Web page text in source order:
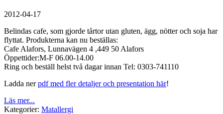
2012-04-17
Belindas cafe, som gjorde tårtor utan gluten, ägg, nötter och soja har
flyttat. Produkterna kan nu beställas:
Cafe Alafors, Lunnavägen 4 ,449 50 Alafors
Öppettider:M-F 06.00-14.00
Ring och beställ helst två dagar innan Tel: 0303-741110
Ladda nerpdf med fler detaljer och presentation här!
Läs mer...
Kategorier: Matallergi